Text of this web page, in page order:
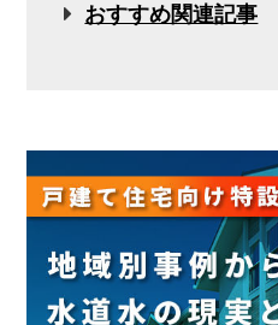
おすすめ関連記事